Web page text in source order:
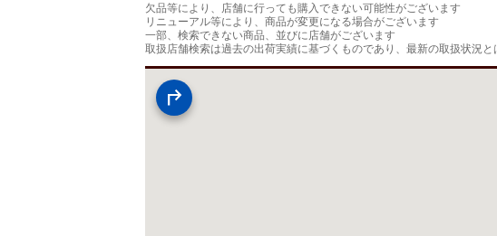
欠品等により、店舗に行っても購入できない可能性がございます
リニューアル等により、商品が変更になる場合がございます
一部、検索できない商品、並びに店舗がございます
取扱店舗検索は過去の出荷実績に基づくものであり、最新の取扱状況